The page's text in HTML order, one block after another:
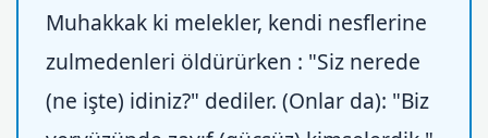
Muhakkak ki melekler, kendi nesflerine
zulmedenleri öldürürken : "Siz nerede
(ne işte) idiniz?" dediler. (Onlar da): "Biz